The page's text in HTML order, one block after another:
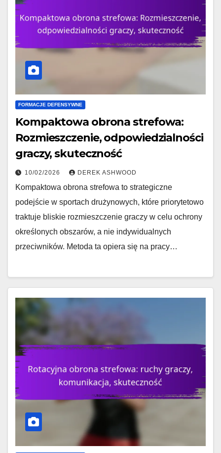
FORMACJE DEFENSYWNE
Kompaktowa obrona strefowa:
Rozmieszczenie, odpowiedzialności
graczy, skuteczność
10/02/2026 DEREK ASHWOOD
Kompaktowa obrona strefowa to strategiczne
podejście w sportach drużynowych, które priorytetowo
traktuje bliskie rozmieszczenie graczy w celu ochrony
określonych obszarów, a nie indywidualnych
przeciwników. Metoda ta opiera się na pracy…